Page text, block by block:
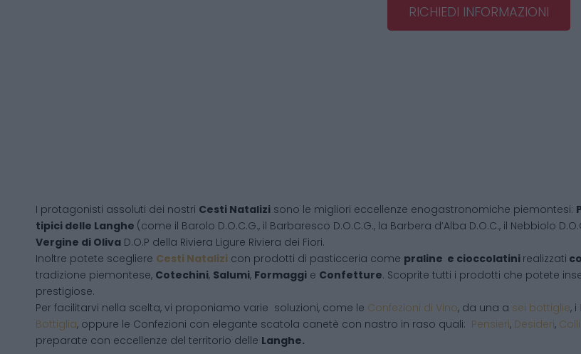
RICHIEDI INFORMAZIONI
I protagonisti assoluti dei nostri Cesti Natalizi sono le migliori eccellenze enogastronomiche piemontesi:
tipici delle Langhe (come il Barolo D.O.C.G., il Barbaresco D.O.C.G., la Barbera d’Alba D.O.C., il Nebbiolo
Vergine di Oliva D.O.P della Riviera Ligure Riviera dei Fiori.
Inoltre potete scegliere Cesti Natalizi con prodotti di pasticceria come praline e cioccolatini realizzati
tradizione piemontese, Cotechini, Salumi, Formaggi e Confetture. Scoprite tutti i prodotti che potete
prestigiose.
Per facilitarvi nella scelta, vi proponiamo varie soluzioni, come le Confezioni di Vino, da una a sei bottiglie, i
Bottiglia, oppure le Confezioni con elegante scatola canetè con nastro in raso quali: Pensieri, Desideri,
preparate con eccellenze del territorio delle Langhe.